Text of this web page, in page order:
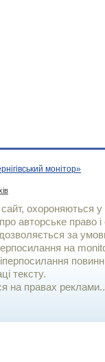
монітор»
охороняються у
авторське право і
за
на
тексту.
на правах реклами..